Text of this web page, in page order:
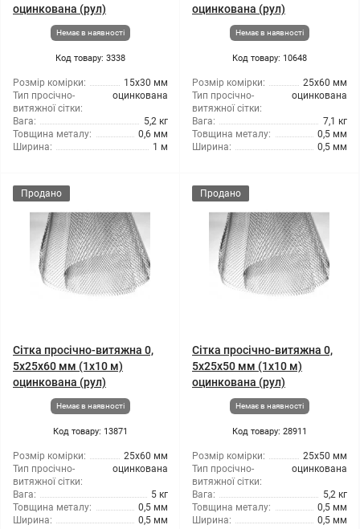
оцинкована (рул)
Немає в наявності
Код товару: 3338
Розмір комірки:
15x30 мм
Тип просічно-
витяжної сітки:
оцинкована
Вага:
5,2 кг
Товщина металу:
0,6 мм
Ширина:
1 м
оцинкована (рул)
Немає в наявності
Код товару: 10648
Розмір комірки:
25x60 мм
Тип просічно-
витяжної сітки:
оцинкована
Вага:
7,1 кг
Товщина металу:
0,5 мм
Ширина:
0,5 мм
Продано
Сітка просічно-витяжна 0,
5x25x60 мм (1x10 м)
оцинкована (рул)
Немає в наявності
Код товару: 13871
Розмір комірки:
25x60 мм
Тип просічно-
витяжної сітки:
оцинкована
Вага:
5 кг
Товщина металу:
0,5 мм
Ширина:
0,5 мм
Продано
Сітка просічно-витяжна 0,
5x25x50 мм (1x10 м)
оцинкована (рул)
Немає в наявності
Код товару: 28911
Розмір комірки:
25x50 мм
Тип просічно-
витяжної сітки:
оцинкована
Вага:
5,2 кг
Товщина металу:
0,5 мм
Ширина:
0,5 мм